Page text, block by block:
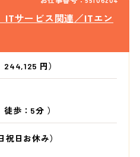
ITサービス関連／ITエン
円）
徒歩：5分 ）
祝日お休み）